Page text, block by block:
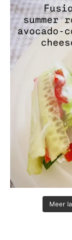
Meer